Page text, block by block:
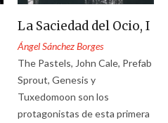
La Saciedad del Ocio, I
Ángel Sánchez Borges
The Pastels, John Cale, Prefab
Sprout, Genesis y
Tuxedomoon son los
protagonistas de esta primera